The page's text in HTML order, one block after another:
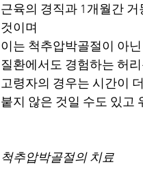
근육의 경직과 1개월간
것이며
이는 척추압박골절이 아
질환에서도 경험하는 허
고령자의 경우는 시간이
붙지 않은 것일 수도 있고
척추압박골절의 치료